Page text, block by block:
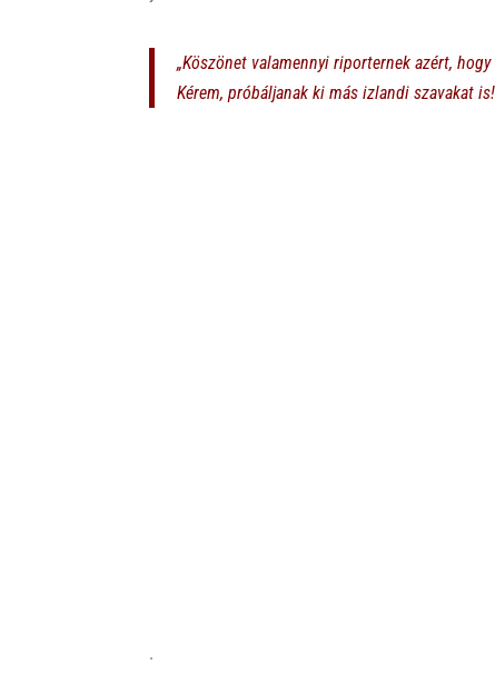
„Köszönet valamennyi riporternek azért,
Kérem, próbáljanak ki más izlandi szavakat
.